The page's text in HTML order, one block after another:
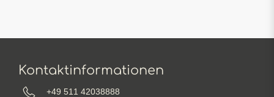
Kontaktinformationen
+49 511 42038888